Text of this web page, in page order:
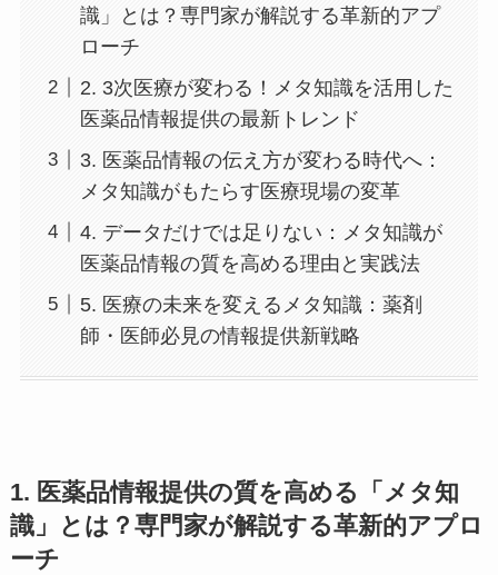
識」とは？専門家が解説する革新的アプ
ローチ
2. 3次医療が変わる！メタ知識を活用した
医薬品情報提供の最新トレンド
3. 医薬品情報の伝え方が変わる時代へ：
メタ知識がもたらす医療現場の変革
4. データだけでは足りない：メタ知識が
医薬品情報の質を高める理由と実践法
5. 医療の未来を変えるメタ知識：薬剤
師・医師必見の情報提供新戦略
1. 医薬品情報提供の質を高める「メタ知
識」とは？専門家が解説する革新的アプロ
ーチ